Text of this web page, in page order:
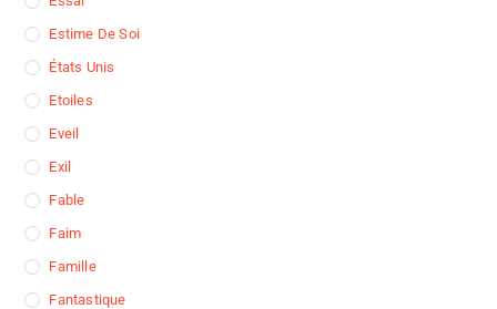
Estime De Soi
États Unis
Etoiles
Eveil
Exil
Fable
Faim
Famille
Fantastique